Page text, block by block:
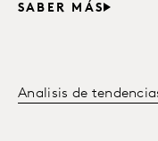
SABER MÁS
Analisis de